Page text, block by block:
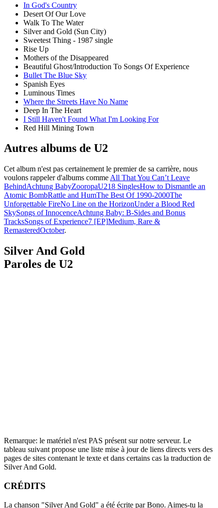
In God's Country
Desert Of Our Love
Walk To The Water
Silver and Gold (Sun City)
Sweetest Thing - 1987 single
Rise Up
Mothers of the Disappeared
Beautiful Ghost/Introduction To Songs Of Experience
Bullet The Blue Sky
Spanish Eyes
Luminous Times
Where the Streets Have No Name
Deep In The Heart
I Still Haven't Found What I'm Looking For
Red Hill Mining Town
Autres albums de U2
Cet album n'est pas certainement le premier de sa carrière, nous
voulons rappeler d'albums comme All That You Can’t Leave
BehindAchtung BabyZooropaU218 SinglesHow to Dismantle an
Atomic BombRattle and HumThe Best Of 1990-2000The
Unforgettable FireNo Line on the HorizonUnder a Blood Red
SkySongs of InnocenceAchtung Baby: B-Sides and Bonus
TracksSongs of Experience7 [EP]Medium, Rare &
RemasteredOctober.
Silver And Gold
Paroles de U2
Remarque: le matériel n'est PAS présent sur notre serveur. Le
tableau suivant propose une liste mise à jour de liens directs vers des
pages de sites contenant le texte et dans certains cas la traduction de
Silver And Gold.
CRÉDITS
La chanson "Silver And Gold" a été écrite par Bono. Aimes-tu la